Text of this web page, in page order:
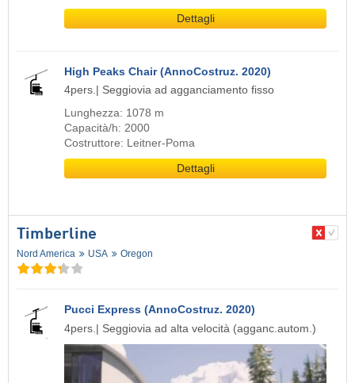
Dettagli
High Peaks Chair (AnnoCostruz. 2020)
4pers.| Seggiovia ad agganciamento fisso
Lunghezza: 1078 m
Capacità/h: 2000
Costruttore: Leitner-Poma
Dettagli
Timberline
Nord America USA Oregon
Pucci Express (AnnoCostruz. 2020)
4pers.| Seggiovia ad alta velocità (agganc.autom.)